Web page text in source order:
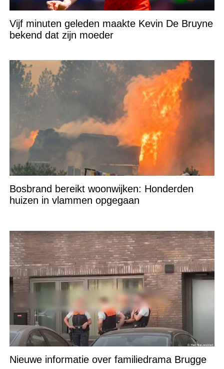
Vijf minuten geleden maakte Kevin De Bruyne
bekend dat zijn moeder
Bosbrand bereikt woonwijken: Honderden
huizen in vlammen opgegaan
Nieuwe informatie over familiedrama Brugge